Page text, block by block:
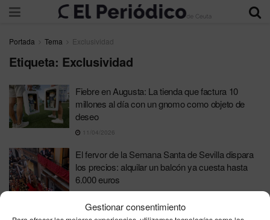
Gestionar consentimiento
Portada Tema Exclusividad
Etiqueta: Exclusividad
Fiebre en Augusta: La tienda que factura 10
millones al día con un gnomo como objeto de
deseo
11/04/2026
El fervor de la Semana Santa de Sevilla dispara
los precios: alquilar un balcón ya cuesta hasta
6.000 euros
Kiko Matamoros desvela el futuro de Montoya en